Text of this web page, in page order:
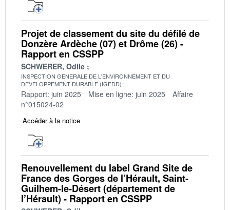
Projet de classement du site du défilé de
Donzère Ardèche (07) et Drôme (26) -
Rapport en CSSPP
SCHWERER, Odile
INSPECTION GENERALE DE L'ENVIRONNEMENT ET DU
DEVELOPPEMENT DURABLE (IGEDD)
Rapport: juin 2025 Mise en ligne: juin 2025
Affaire
n°015024-02
Accéder à la notice
Renouvellement du label Grand Site de
France des Gorges de l’Hérault, Saint-
Guilhem-le-Désert (département de
l’Hérault) - Rapport en CSSPP